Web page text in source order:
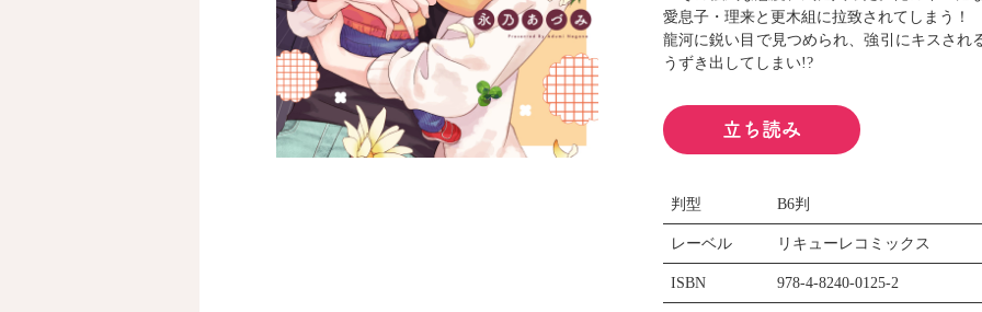
愛息子・理来と更木組に拉致されてしまう！
龍河に鋭い目で見つめられ、強引にキスされ
うずき出してしまい!?
立ち読み
判型 B6判
レーベル リキューレコミックス
ISBN 978-4-8240-0125-2